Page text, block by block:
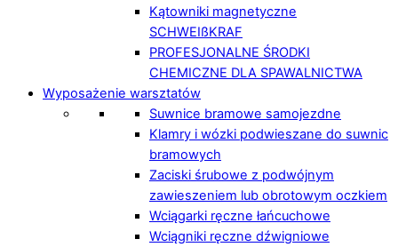
Kątowniki magnetyczne
SCHWEIßKRAF
PROFESJONALNE ŚRODKI
CHEMICZNE DLA SPAWALNICTWA
Wyposażenie warsztatów
Suwnice bramowe samojezdne
Klamry i wózki podwieszane do suwnic
bramowych
Zaciski śrubowe z podwójnym
zawieszeniem lub obrotowym oczkiem
Wciągarki ręczne łańcuchowe
Wciągniki ręczne dźwigniowe